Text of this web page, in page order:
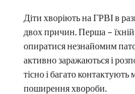
Діти хворіють на ГРВІ в
двох причин. Перша –
опиратися незнайомим
активно заражаються і
тісно і багато
поширення хвороби.